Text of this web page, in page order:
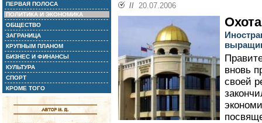
ПЕРВАЯ ПОЛОСА
ПОЛИТИКА И ЭКОНОМИКА
ОБЩЕСТВО
ЗАГРАНИЦА
КРУПНЫМ ПЛАНОМ
БИЗНЕС И ФИНАНСЫ
КУЛЬТУРА
СПОРТ
КРОМЕ ТОГО
// 20.07.2006
вновь
своей